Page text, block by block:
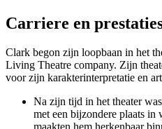
Carriere en
Clark begon zijn loopbaan in het
Living Theatre company. Zijn
voor zijn karakterinterpretatie en
Na zijn tijd in het theater
met een bijzondere plaats in